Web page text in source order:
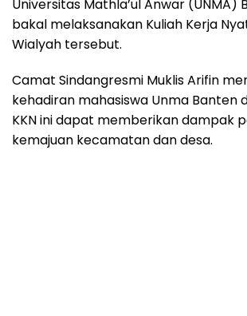
Universitas Mathla’ul Anwar (UNMA)
bakal melaksanakan Kuliah Kerja
Wialyah tersebut.
Camat Sindangresmi Muklis Arifin
kehadiran mahasiswa Unma Banten
KKN ini dapat memberikan dampak
kemajuan kecamatan dan desa.